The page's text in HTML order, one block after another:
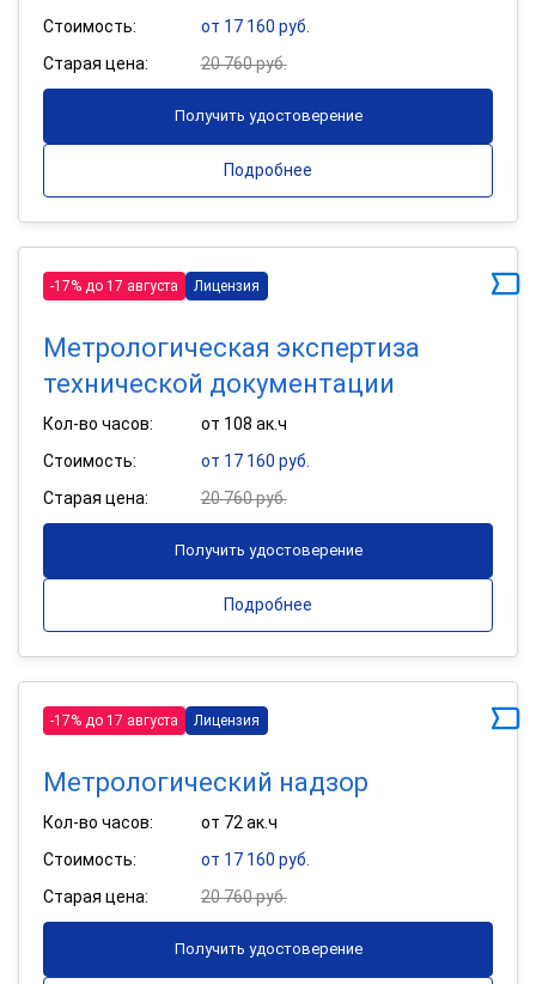
Стоимость:
от 17 160 руб.
Старая цена:
20 760 руб.
Получить удостоверение
Подробнее
-17% до 17 августа Лицензия
Метрологическая экспертиза
технической документации
Кол-во часов:
от 108 ак.ч
Стоимость:
от 17 160 руб.
Старая цена:
20 760 руб.
Получить удостоверение
Подробнее
-17% до 17 августа Лицензия
Метрологический надзор
Кол-во часов:
от 72 ак.ч
Стоимость:
от 17 160 руб.
Старая цена:
20 760 руб.
Получить удостоверение